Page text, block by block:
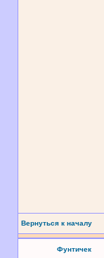
Вернуться к началу
Фунтичек